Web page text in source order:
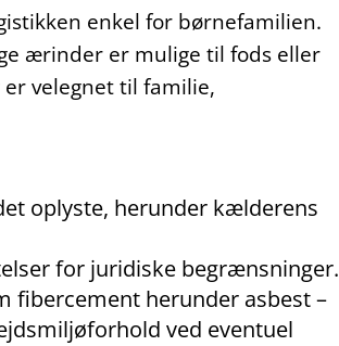
enkel for børnefamilien.
ærinder er mulige til fods eller
velegnet til familie,
oplyste, herunder kælderens
for juridiske begrænsninger.
fibercement herunder asbest –
ved eventuel